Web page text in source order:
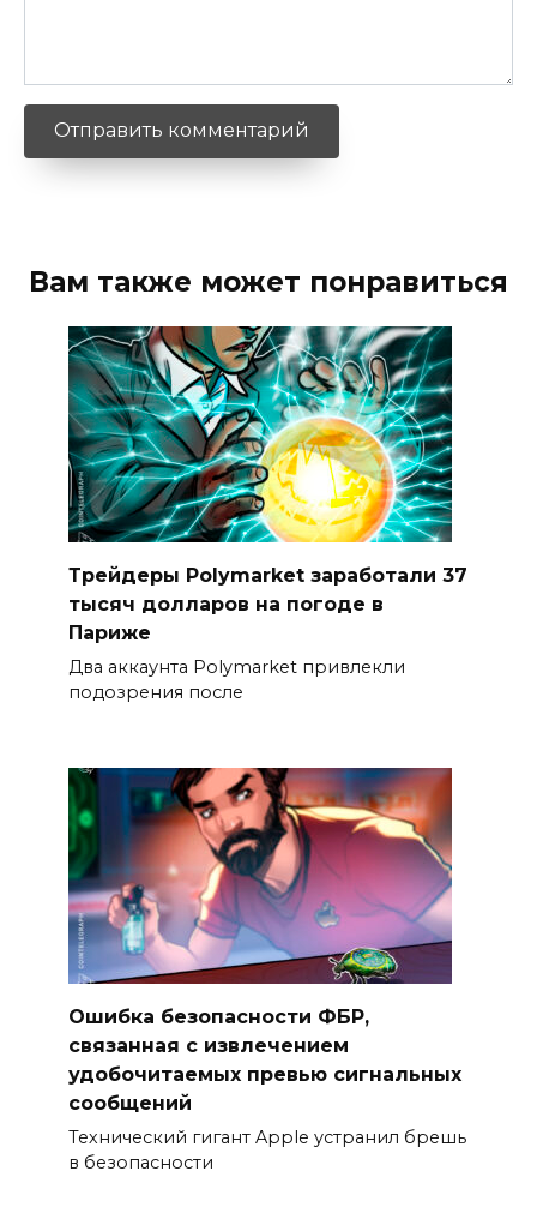
Вам также может понравиться
Трейдеры Polymarket заработали 37
тысяч долларов на погоде в
Париже
Два аккаунта Polymarket привлекли
подозрения после
Ошибка безопасности ФБР,
связанная с извлечением
удобочитаемых превью сигнальных
сообщений
Технический гигант Apple устранил брешь
в безопасности